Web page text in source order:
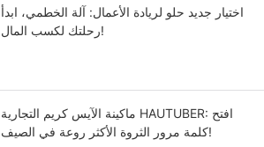
اختيار جديد حلو لريادة الأعمال: آلة الخطمي، ابدأ
رحلتك لكسب المال!
ماكينة الآيس كريم التجارية HAUTUBER: افتح
كلمة مرور الثروة الأكثر روعة في الصيف!